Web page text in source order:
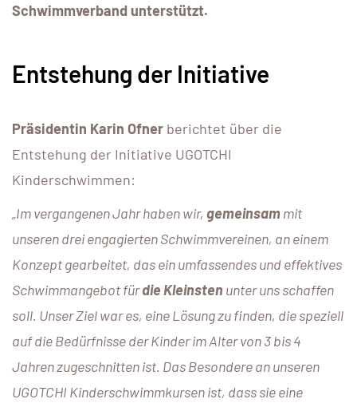
Schwimmverband unterstützt.
Entstehung der Initiative
Präsidentin Karin Ofner berichtet über die
Entstehung der Initiative UGOTCHI
Kinderschwimmen:
„Im vergangenen Jahr haben wir, gemeinsam mit
unseren drei engagierten Schwimmvereinen, an einem
Konzept gearbeitet, das ein umfassendes und effektives
Schwimmangebot fürdie Kleinsten unter uns schaffen
soll. Unser Ziel war es, eine Lösung zu finden, die speziell
auf die Bedürfnisse der Kinder im Alter von 3 bis 4
Jahren zugeschnitten ist. Das Besondere an unseren
UGOTCHI Kinderschwimmkursen ist, dass sie eine